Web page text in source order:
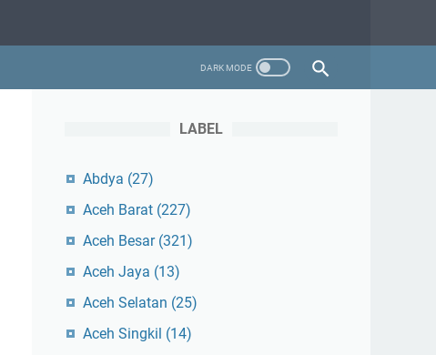
LABEL
Abdya (27)
Aceh Barat (227)
Aceh Besar (321)
Aceh Jaya (13)
Aceh Selatan (25)
Aceh Singkil (14)